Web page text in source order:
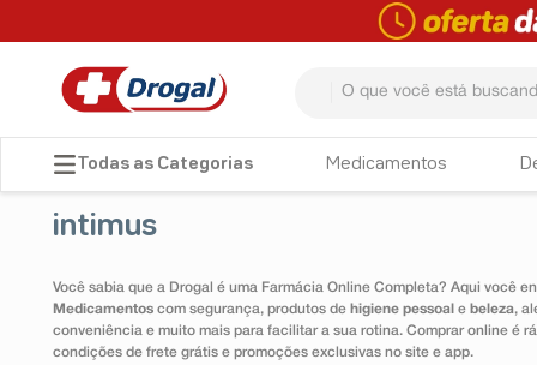
TERMOS MAIS BUSCADOS
3º lenço umedecido
4º tadalafila
Medicamentos
intimus
Você sabia que a Drogal é uma Farmácia Online Completa? Aqui você
Medicamentos com segurança, produtos de higiene pessoal e beleza,
conveniência e muito mais para facilitar a sua rotina. Comprar online é
condições de frete grátis e promoções exclusivas no site e app.